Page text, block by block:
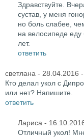
Здравствуйте.
сустав, у меня
но боль слабее,
на велосипеде
лет.
ответить
светлана - 28.04.2016
Кто делал укол с
или нет? Напишите.
ответить
Лариса -
Отличный укол!